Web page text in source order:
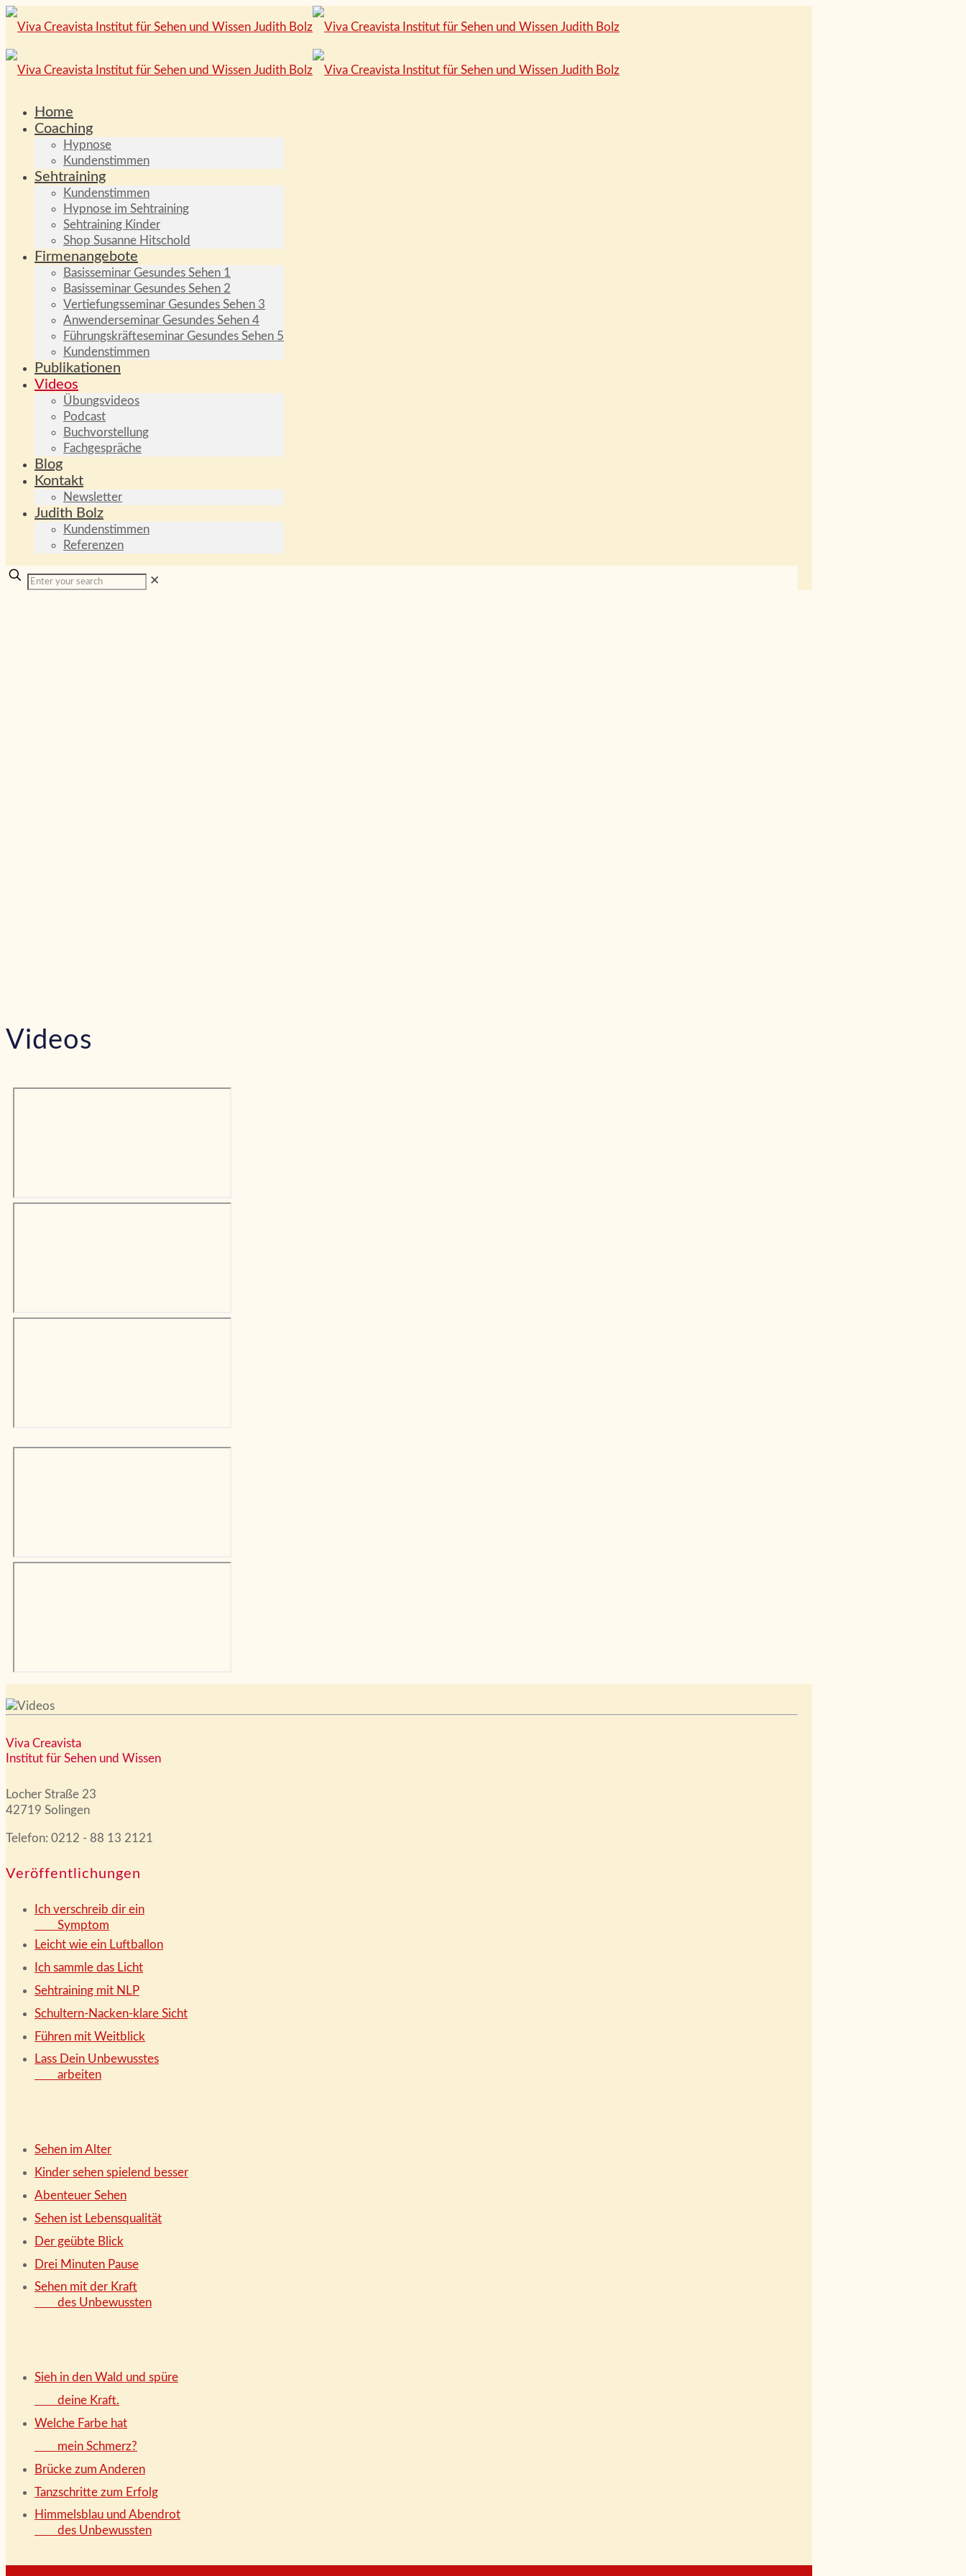
Home
Coaching
Hypnose
Kundenstimmen
Sehtraining
Kundenstimmen
Hypnose im Sehtraining
Sehtraining Kinder
Shop Susanne Hitschold
Firmenangebote
Basisseminar Gesundes Sehen 1
Basisseminar Gesundes Sehen 2
Vertiefungsseminar Gesundes Sehen 3
Anwenderseminar Gesundes Sehen 4
Führungskräfteseminar Gesundes Sehen 5
Kundenstimmen
Publikationen
Videos
Übungsvideos
Podcast
Buchvorstellung
Fachgespräche
Blog
Kontakt
Newsletter
Judith Bolz
Kundenstimmen
Referenzen
✕
Videos
Viva Creavista
Institut für Sehen und Wissen
Locher Straße 23
42719 Solingen
Telefon: 0212 - 88 13 2121
Veröffentlichungen
Ich verschreib dir ein
Symptom
Leicht wie ein Luftballon
Ich sammle das Licht
Sehtraining mit NLP
Schultern-Nacken-klare Sicht
Führen mit Weitblick
Lass Dein Unbewusstes
arbeiten
Sehen im Alter
Kinder sehen spielend besser
Abenteuer Sehen
Sehen ist Lebensqualität
Der geübte Blick
Drei Minuten Pause
Sehen mit der Kraft
des Unbewussten
Sieh in den Wald und spüre
deine Kraft.
Welche Farbe hat
mein Schmerz?
Brücke zum Anderen
Tanzschritte zum Erfolg
Himmelsblau und Abendrot
des Unbewussten